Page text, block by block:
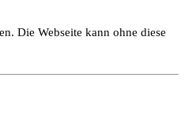
Die Webseite kann ohne diese